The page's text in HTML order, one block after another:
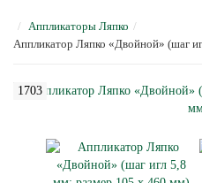
Аппликаторы Ляпко
Аппликатор Ляпко «Двойной» (шаг
1703